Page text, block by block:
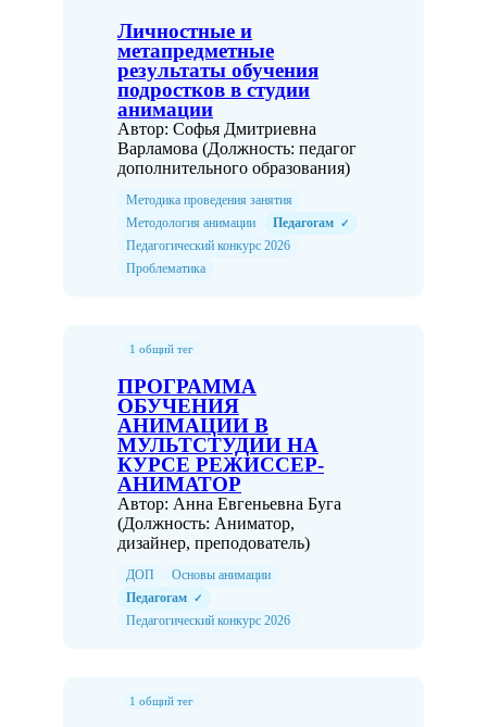
Личностные и
метапредметные
результаты обучения
подростков в студии
анимации
Автор: Софья Дмитриевна
Варламова (Должность: педагог
дополнительного образования)
Методика проведения занятия
Методология анимации
Педагогам ✓
Педагогический конкурс 2026
Проблематика
1 общий тег
ПРОГРАММА
ОБУЧЕНИЯ
АНИМАЦИИ В
МУЛЬТСТУДИИ НА
КУРСЕ РЕЖИССЕР-
АНИМАТОР
Автор: Анна Евгеньевна Буга
(Должность: Аниматор,
дизайнер, преподователь)
ДОП
Основы анимации
Педагогам
✓
Педагогический конкурс 2026
1 общий тег